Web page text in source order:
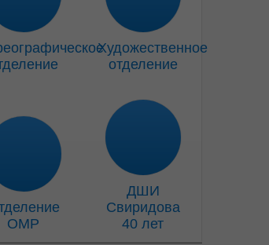
Художественное
отделение
ОМР
ДШИ
Свиридова
40 лет